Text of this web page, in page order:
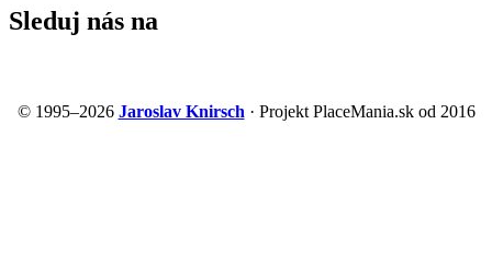
Sleduj nás na
© 1995–2026 Jaroslav Knirsch · Projekt PlaceMania.sk od 2016